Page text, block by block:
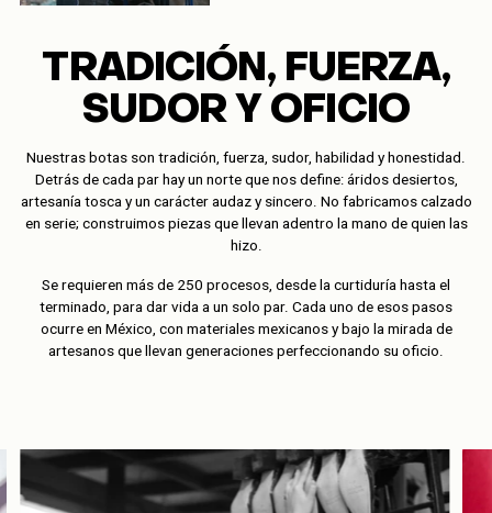
TRADICIÓN, FUERZA,
SUDOR Y OFICIO
Nuestras botas son tradición, fuerza, sudor, habilidad y honestidad.
Detrás de cada par hay un norte que nos define: áridos desiertos,
artesanía tosca y un carácter audaz y sincero. No fabricamos calzado
en serie; construimos piezas que llevan adentro la mano de quien las
hizo.
Se requieren más de 250 procesos, desde la curtiduría hasta el
terminado, para dar vida a un solo par. Cada uno de esos pasos
ocurre en México, con materiales mexicanos y bajo la mirada de
artesanos que llevan generaciones perfeccionando su oficio.